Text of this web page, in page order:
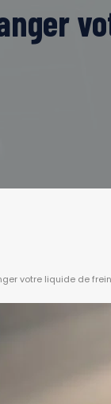
votre liquide de